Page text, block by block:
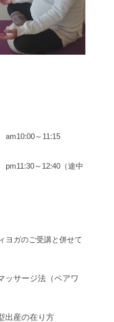
～11:15
～12:40（途中
ヨガのご受講と併せて
ッサージ法（ペアワ
出産の在り方